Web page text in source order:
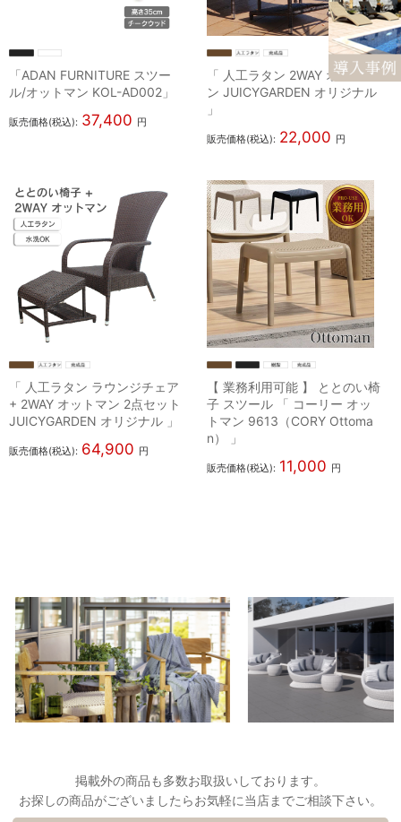
「ADAN FURNITURE スツー
ル/オットマン KOL-AD002」
販売価格(税込): 37,400 円
「 人工ラタン 2WAY オットマ
ン JUICYGARDEN オリジナル
」
販売価格(税込): 22,000 円
「 人工ラタン ラウンジチェア
+ 2WAY オットマン 2点セット
JUICYGARDEN オリジナル 」
販売価格(税込): 64,900 円
【 業務利用可能 】 ととのい椅
子 スツール 「 コーリー オッ
トマン 9613（CORY Ottoma
n） 」
販売価格(税込): 11,000 円
掲載外の商品も多数お取扱いしております。
お探しの商品がございましたらお気軽に当店までご相談下さい。